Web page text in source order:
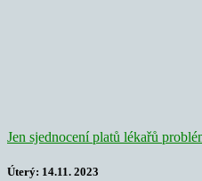
Jen sjednocení platů lékařů
Úterý: 14.11. 2023